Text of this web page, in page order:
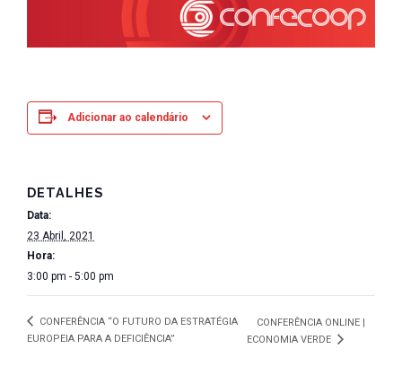
Adicionar ao calendário
DETALHES
Data:
23 Abril, 2021
Hora:
3:00 pm - 5:00 pm
CONFERÊNCIA “O FUTURO DA ESTRATÉGIA
EUROPEIA PARA A DEFICIÊNCIA”
CONFERÊNCIA ONLINE |
ECONOMIA VERDE